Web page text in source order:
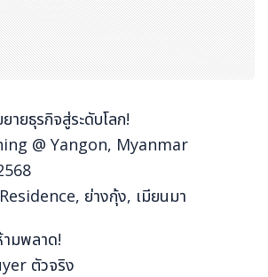
ายธุรกิจสู่ระดับโลก!
@ Yangon, Myanmar
ย่างกุ้ง, เมียนมา
มพลาด!
ตัวจริง